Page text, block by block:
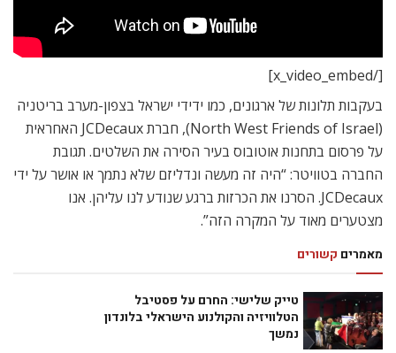
[/x_video_embed]
בעקבות תלונות של ארגונים, כמו ידידי ישראל בצפון-מערב בריטניה
(North West Friends of Israel), חברת
JCDecaux האחראית
על פרסום בתחנות אוטובוס בעיר הסירה את השלטים. תגובת
החברה בטוויטר: “היה זה מעשה ונדליזם שלא נתמך או אושר על ידי
JCDecaux. הסרנו את הכרזות ברגע שנודע לנו עליהן. אנו
מצטערים מאוד על המקרה הזה”.
מאמרים קשורים
טייק שלישי: החרם על פסטיבל
הטלוויזיה והקולנוע הישראלי בלונדון
נמשך